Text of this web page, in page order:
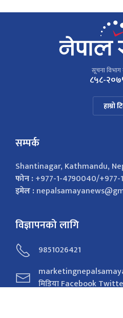
सूचना विभाग
८५८-
हाम्रो
सम्पर्क
Shantinagar, Kathmandu,
फोन :+977-1-4790040/+977-
इमेल :
विज्ञापनको लागि
9851026421
मिडिया Facebook